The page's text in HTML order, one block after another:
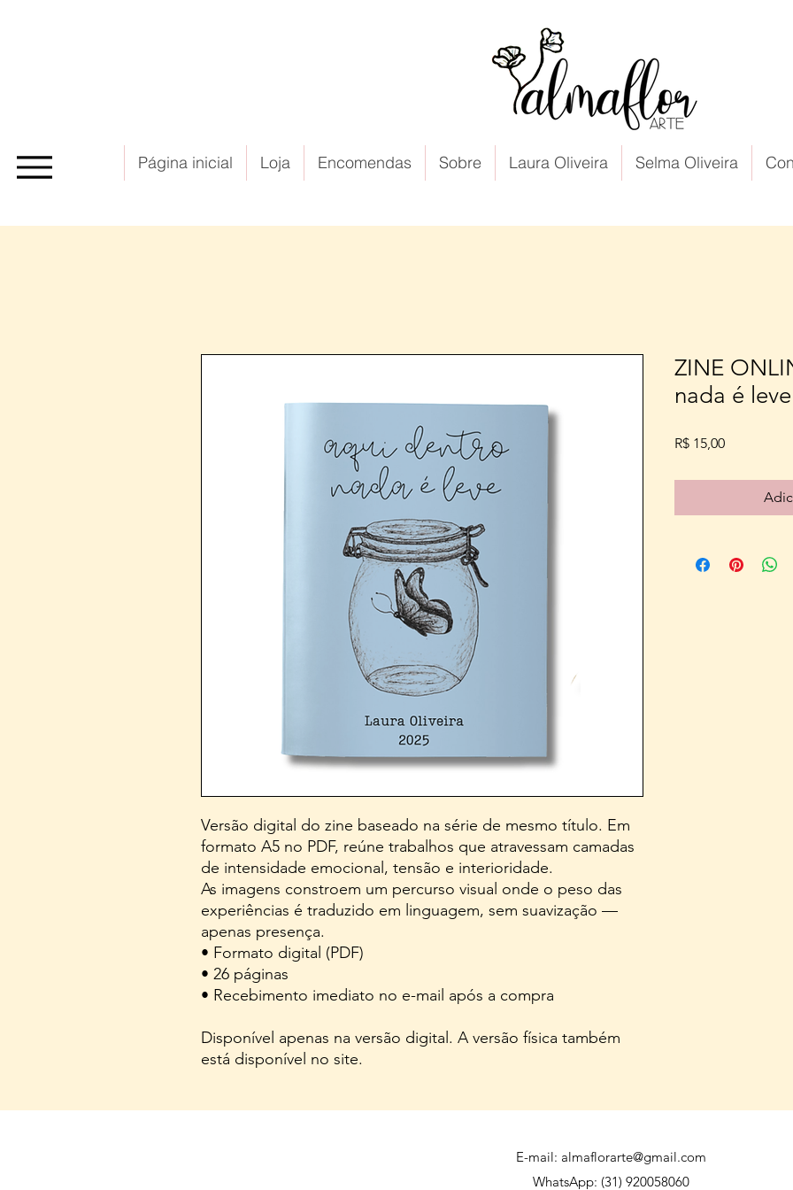
Página inicial Loja Encomendas Sobre Laura Oliveira Selma Oliveira
Versão digital do zine baseado na série de mesmo título. Em
formato A5 no PDF, reúne trabalhos que atravessam camadas
de intensidade emocional, tensão e interioridade.
As imagens constroem um percurso visual onde o peso das
experiências é traduzido em linguagem, sem suavização —
apenas presença.
• Formato digital (PDF)
• 26 páginas
• Recebimento imediato no e-mail após a compra
Disponível apenas na versão digital. A versão física também
está disponível no site.
ZINE
nada é
R$ 15,00Preço
E-mail: almaflorarte@gmail.com
WhatsApp: (31) 920058060